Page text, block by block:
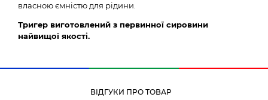
власною ємністю для рідини.
Тригер виготовлений з первинної сировини
найвищої якості.
ВІДГУКИ ПРО ТОВАР